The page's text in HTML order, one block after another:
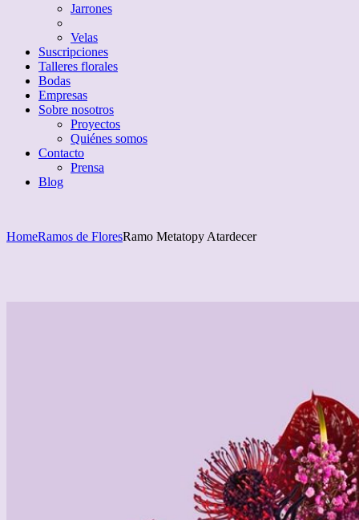
Jarrones
Velas
Suscripciones
Talleres florales
Bodas
Empresas
Sobre nosotros
Proyectos
Quiénes somos
Contacto
Prensa
Blog
HomeRamos de FloresRamo Metatopy Atardecer